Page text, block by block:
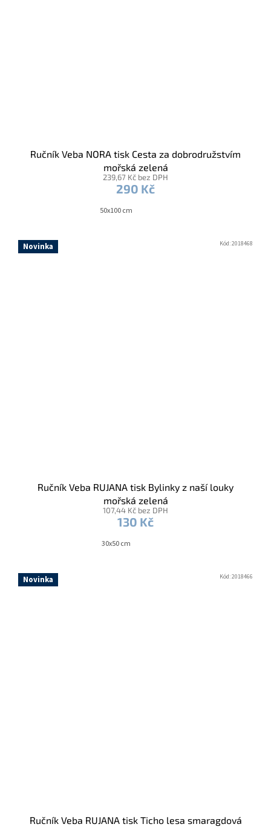
Ručník Veba NORA tisk Cesta za dobrodružstvím
mořská zelená
239,67 Kč bez DPH
290 Kč
50x100 cm
Novinka
Ručník Veba RUJANA tisk Bylinky z naší louky
mořská zelená
107,44 Kč bez DPH
130 Kč
30x50 cm
Kód:2018468
Novinka
Ručník Veba RUJANA tisk Ticho lesa smaragdová
Kód:2018466